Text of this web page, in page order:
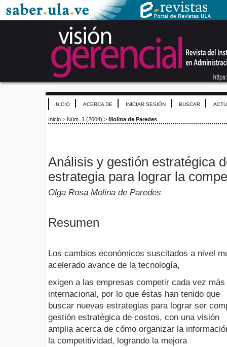
INICIO ACERCA DE INICIAR SESIÓN BUSCAR
Inicio > Núm. 1 (2004) > Molina de Paredes
Análisis y gestión estratégica
estrategia para lograr la
Olga Rosa Molina de Paredes
Resumen
Los cambios económicos suscitados a nivel
acelerado avance de la tecnología,
exigen a las empresas competir cada vez
internacional, por lo que éstas han tenido que
buscar nuevas estrategias para lograr ser
gestión estratégica de costos, con una visión
amplia acerca de cómo organizar la
la competitividad, logrando la mejora